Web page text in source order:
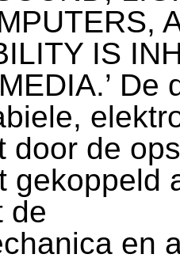
IS
De
door de
gekoppeld
de
en